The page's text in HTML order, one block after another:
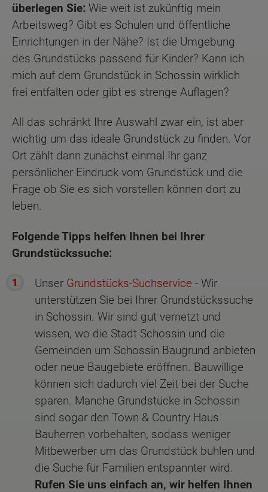
überlegen Sie: Wie weit ist zukünftig mein
Arbeitsweg? Gibt es Schulen und öffentliche
Einrichtungen in der Nähe? Ist die Umgebung
des Grundstücks passend für Kinder? Kann ich
mich auf dem Grundstück in Schossin wirklich
frei entfalten oder gibt es strenge Auflagen?
All das schränkt Ihre Auswahl zwar ein, ist aber
wichtig um das ideale Grundstück zu finden. Vor
Ort zählt dann zunächst einmal Ihr ganz
persönlicher Eindruck vom Grundstück und die
Frage ob Sie es sich vorstellen können dort zu
leben.
Folgende Tipps helfen Ihnen bei Ihrer
Grundstückssuche:
Unser Grundstücks-Suchservice - Wir
unterstützen Sie bei Ihrer Grundstückssuche
in Schossin. Wir sind gut vernetzt und
wissen, wo die Stadt Schossin und die
Gemeinden um Schossin Baugrund anbieten
oder neue Baugebiete eröffnen. Bauwillige
können sich dadurch viel Zeit bei der Suche
sparen. Manche Grundstücke in Schossin
sind sogar den Town & Country Haus
Bauherren vorbehalten, sodass weniger
Mitbewerber um das Grundstück buhlen und
die Suche für Familien entspannter wird.
Rufen Sie uns einfach an, wir helfen Ihnen